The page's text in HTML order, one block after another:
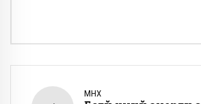
ӨМНӨХ